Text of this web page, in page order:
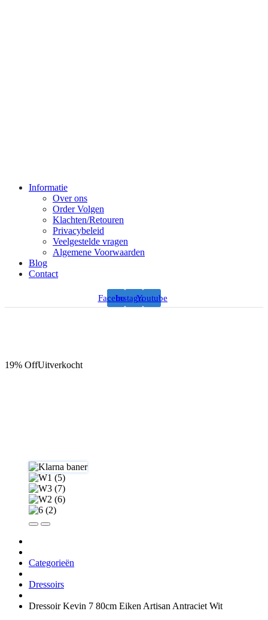
Informatie
Over ons
Order Volgen
Klachten/Retouren
Privacybeleid
Veelgestelde vragen
Algemene Voorwaarden
Blog
Contact
FacebookInstagramYoutube
19% OffUitverkocht
Categorieën
Dressoirs
Dressoir Kevin 7 80cm Eiken Artisan Antraciet Wit